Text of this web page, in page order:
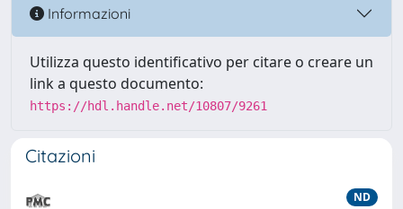
Informazioni
Utilizza questo identificativo per citare o creare un
link a questo documento:
https://hdl.handle.net/10807/9261
Citazioni
ND